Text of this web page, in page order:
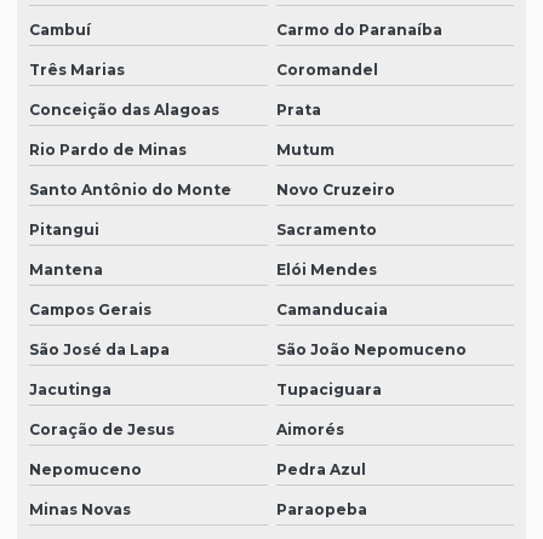
Cambuí Carmo do Paranaíba
Três Marias Coromandel
Conceição das Alagoas Prata
Rio Pardo de Minas Mutum
Santo Antônio do Monte Novo Cruzeiro
Pitangui Sacramento
Mantena Elói Mendes
Campos Gerais Camanducaia
São José da Lapa São João Nepomuceno
Jacutinga Tupaciguara
Coração de Jesus Aimorés
Nepomuceno Pedra Azul
Minas Novas Paraopeba